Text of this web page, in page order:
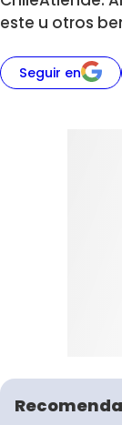
este u otros
Seguir en